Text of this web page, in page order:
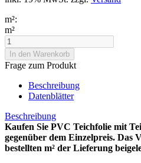
m²:
m²
Frage zum Produkt
Beschreibung
Datenblätter
Beschreibung
Kaufen Sie PVC Teichfolie mit
gegenüber dem Einzelpreis. Das
bestellten m² der Lieferung